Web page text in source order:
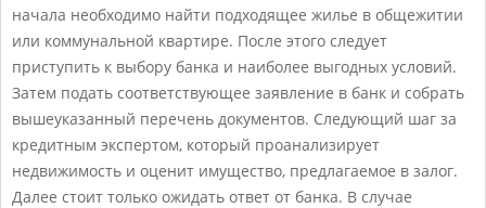
начала необходимо найти подходящее жилье в общежитии
или коммунальной квартире. После этого следует
приступить к выбору банка и наиболее выгодных условий.
Затем подать соответствующее заявление в банк и собрать
вышеуказанный перечень документов. Следующий шаг за
кредитным экспертом, который проанализирует
недвижимость и оценит имущество, предлагаемое в залог.
Далее стоит только ожидать ответ от банка. В случае